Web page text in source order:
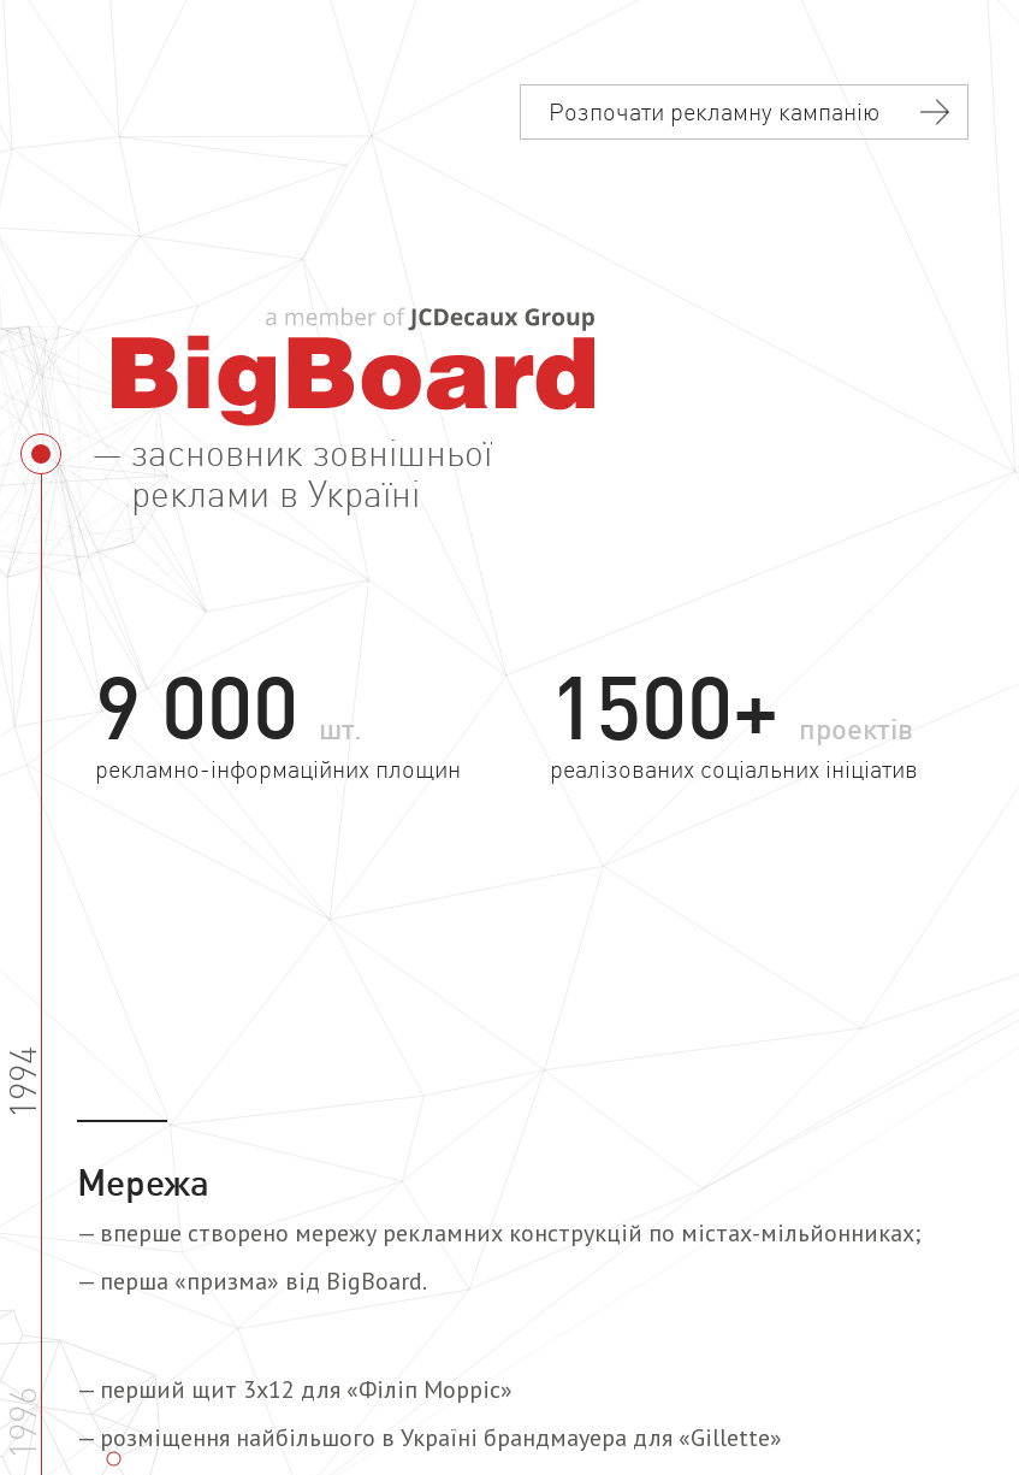
засновник зовнішньої
реклами в Україні
Розпочати рекламну кампанію
9 000 шт.
рекламно-інформаційних площин
1500+ проектів
реалізованих соціальних ініціатив
1994
Мережа
— вперше створено мережу рекламних конструкцій по містах-мільйонниках;
— перша «призма» від BigBoard.
1996
— перший щит 3х12 для «Філіп Морріс»
— розміщення найбільшого в Україні брандмауера для «Gillette»